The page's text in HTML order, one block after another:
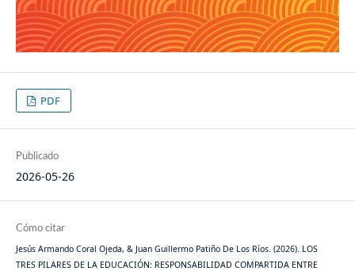
PDF
Publicado
2026-05-26
Cómo citar
Jesús Armando Coral Ojeda, & Juan Guillermo Patiño De Los Ríos. (2026). LOS
TRES PILARES DE LA EDUCACIÓN: RESPONSABILIDAD COMPARTIDA ENTRE